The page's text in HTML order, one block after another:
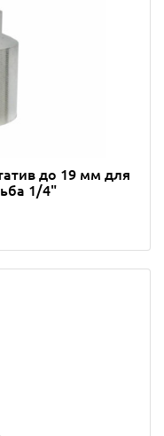
до 19 мм для
1/4"